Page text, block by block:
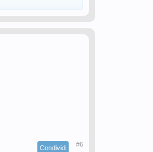
Condividi #6